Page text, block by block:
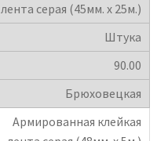
лента серая (45мм. х 25м.)
Штука
90.00
Брюховецкая
Армированная клейкая